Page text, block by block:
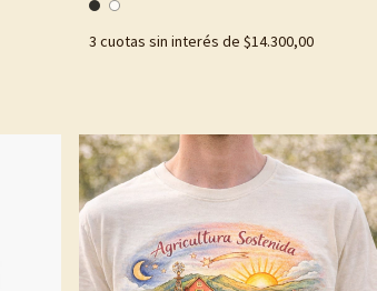
3 cuotas sin interés de$14.300,00